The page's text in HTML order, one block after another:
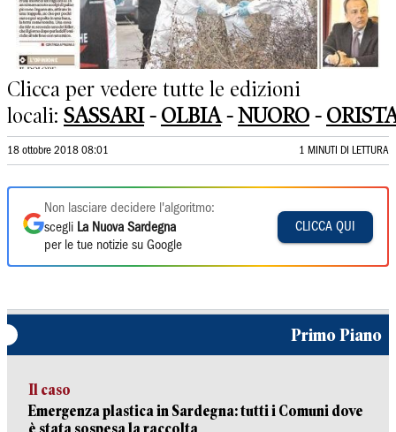
Clicca per vedere tutte le edizioni
locali: SASSARI- OLBIA-NUORO -
18 ottobre 2018 08:01 1 MINUTI DI LETTURA
Non lasciare decidere l'algoritmo:
scegli La Nuova Sardegna
per le tue notizie su Google
CLICCA QUI
Primo Piano
Il caso
Emergenza plastica in Sardegna: tutti i Comuni dove